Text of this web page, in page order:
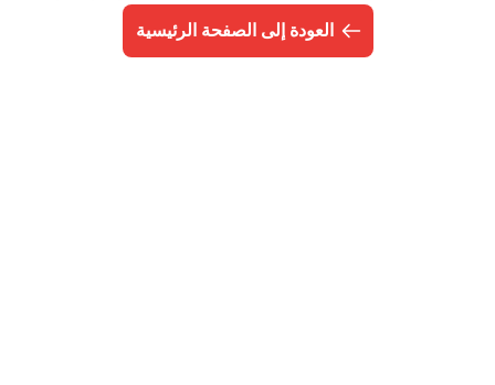
العودة إلى الصفحة الرئيسية